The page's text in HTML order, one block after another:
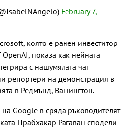
February 7,
която е ранен инвеститор
OpenAI, показа как нейната
с нашумялата чат
репортери на демонстрация в
в Редмънд, Вашингтон.
Google в сряда ръководителят
Прабхакар Рагаван сподели